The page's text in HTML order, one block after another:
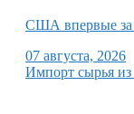
США впервые за
07 августа, 2026
Импорт сырья из